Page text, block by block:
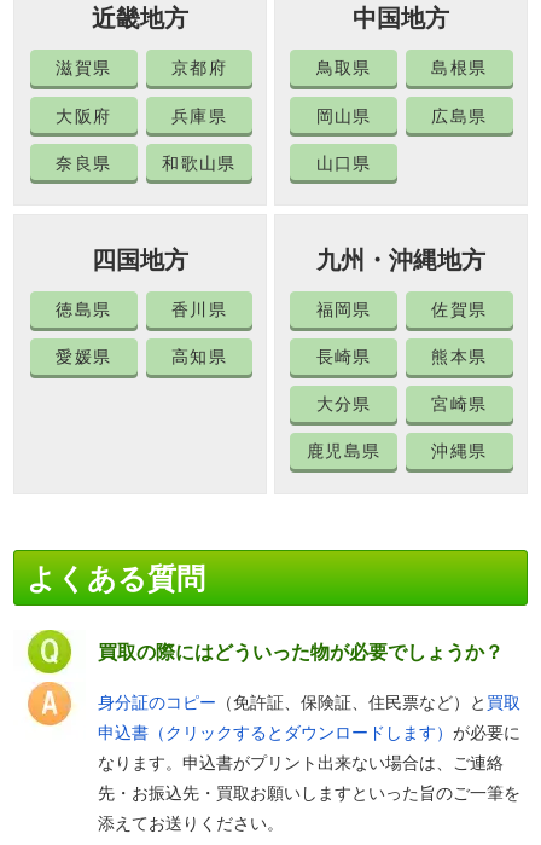
近畿地方
滋賀県 京都府
大阪府 兵庫県
奈良県 和歌山県
中国地方
鳥取県 島根県
岡山県 広島県
山口県
四国地方
徳島県 香川県
愛媛県 高知県
九州・沖縄地方
福岡県 佐賀県
長崎県 熊本県
大分県 宮崎県
鹿児島県 沖縄県
よくある質問
買取の際にはどういった物が必要でしょうか？
身分証のコピー （免許証、保険証、住民票など）と 買取
申込書（クリックするとダウンロードします）が必要に
なります。申込書がプリント出来ない場合は、ご連絡
先・お振込先・買取お願いしますといった旨のご一筆を
添えてお送りください。